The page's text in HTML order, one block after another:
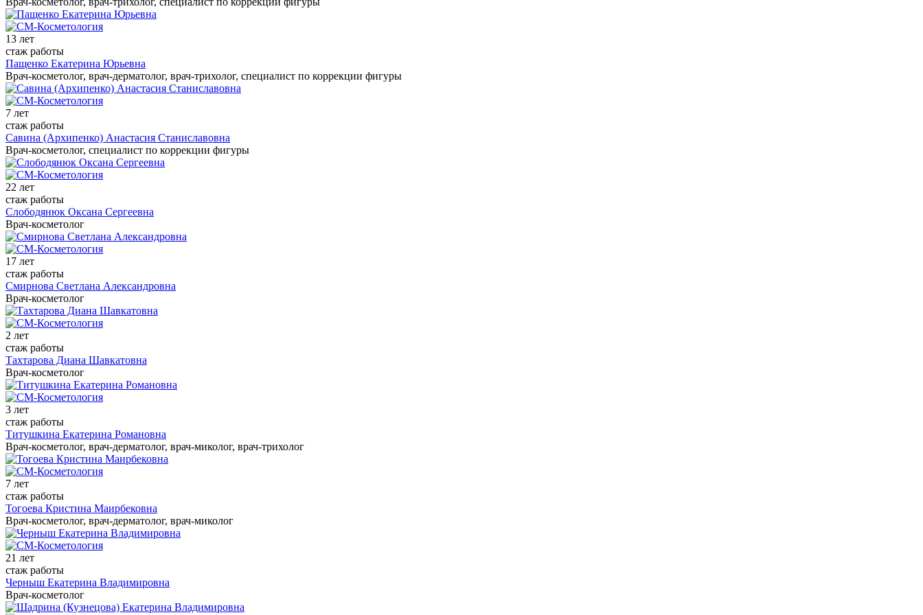
13 лет
стаж работы
Пащенко Екатерина Юрьевна
Врач-косметолог, врач-дерматолог, врач-трихолог, специалист по коррекции фигуры
7 лет
стаж работы
Савина (Архипенко) Анастасия Станиславовна
Врач-косметолог, специалист по коррекции фигуры
22 лет
стаж работы
Слободянюк Оксана Сергеевна
Врач-косметолог
17 лет
стаж работы
Смирнова Светлана Александровна
Врач-косметолог
2 лет
стаж работы
Тахтарова Диана Шавкатовна
Врач-косметолог
3 лет
стаж работы
Титушкина Екатерина Романовна
Врач-косметолог, врач-дерматолог, врач-миколог, врач-трихолог
7 лет
стаж работы
Тогоева Кристина Маирбековна
Врач-косметолог, врач-дерматолог, врач-миколог
21 лет
стаж работы
Черныш Екатерина Владимировна
Врач-косметолог